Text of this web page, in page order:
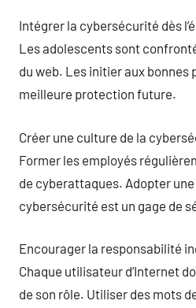
Intégrer la cybersécurité dès
Les adolescents sont
du web. Les initier aux
meilleure protection future.
Créer une culture de la
Former les employés
de cyberattaques. Adopter
cybersécurité est un gage de
Encourager la responsabilité
Chaque utilisateur d’Internet
de son rôle. Utiliser des mots